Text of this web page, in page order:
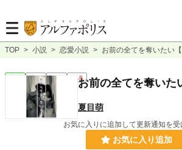
TOP > 小説 > 恋愛小説 > お前の全てを奪いたい【
完結 長編 R18お前の全てを奪いた
夏目萌
お気に入りに追加して更新通知を受
お気に入り追加